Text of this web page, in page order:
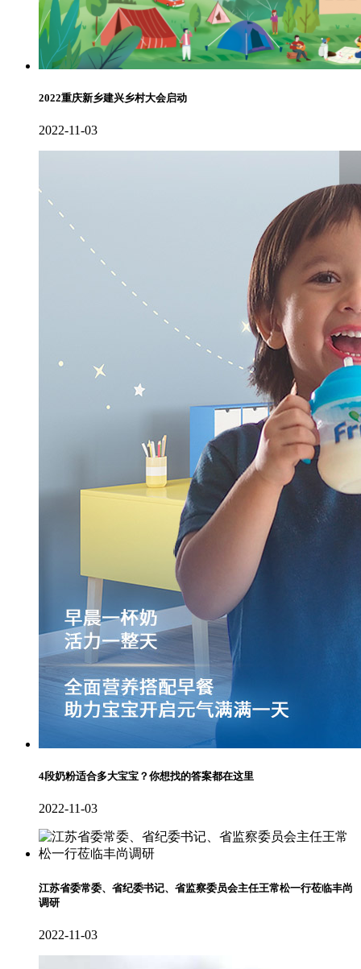
2022重庆新乡建兴乡村大会启动
2022-11-03
4段奶粉适合多大宝宝？你想找的答案都在这里
2022-11-03
江苏省委常委、省纪委书记、省监察委员会主任王常松一行莅临丰尚
调研
2022-11-03